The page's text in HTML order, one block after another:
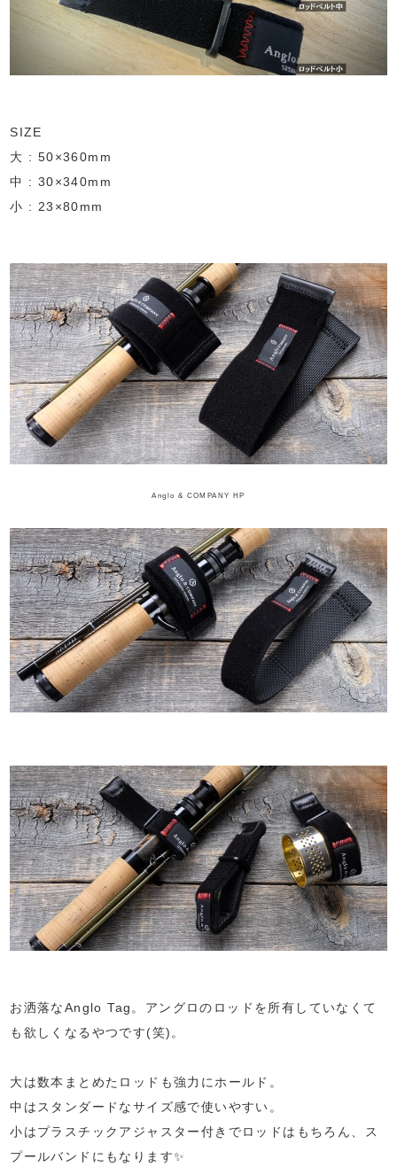
SIZE
大 : 50×360mm
中 : 30×340mm
小 : 23×80mm
Anglo & COMPANY HP
お洒落なAnglo Tag。アングロのロッドを所有していなくて
も欲しくなるやつです(笑)。
大は数本まとめたロッドも強力にホールド。
中はスタンダードなサイズ感で使いやすい。
小はプラスチックアジャスター付きでロッドはもちろん、ス
プールバンドにもなります✨️